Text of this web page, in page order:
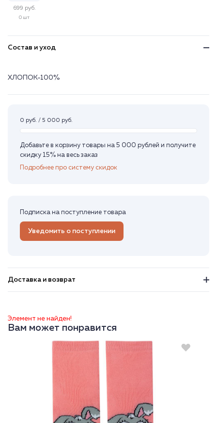
699 руб.
0 шт
Состав и уход
ХЛОПОК-100%
0 руб. / 5 000 руб.
Добавьте в корзину товары на 5 000 рублей и получите
скидку 15% на весь заказ
Подробнее про систему скидок
Подписка на поступление товара
Уведомить о поступлении
Доставка и возврат
Элемент не найден!
Вам может понравится